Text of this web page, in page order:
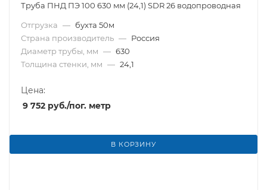
Труба ПНД ПЭ 100 630 мм (24,1) SDR 26 водопроводная
Отгрузка — бухта 50м
Страна производитель — Россия
Диаметр трубы, мм — 630
Толщина стенки, мм — 24,1
Цена:
9 752 руб./пог. метр
В КОРЗИНУ